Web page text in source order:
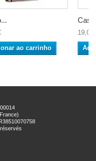
ao carrinho
19,00